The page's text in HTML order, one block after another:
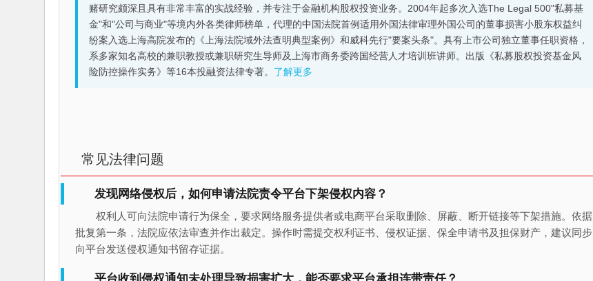
赌研究颇深且具有非常丰富的实战经验，并专注于金融机构股权投资业务。2004年起多次入选The Legal 500"私募基
金"和"公司与商业"等境内外各类律师榜单，代理的中国法院首例适用外国法律审理外国公司的董事损害小股东权益纠
纷案入选上海高院发布的《上海法院域外法查明典型案例》和威科先行"要案头条"。具有上市公司独立董事任职资格，
系多家知名高校的兼职教授或兼职研究生导师及上海市商务委跨国经营人才培训班讲师。出版《私募股权投资基金风
险防控操作实务》等16本投融资法律专著。 了解更多
常见法律问题
发现网络侵权后，如何申请法院责令平台下架侵权内容？
权利人可向法院申请行为保全，要求网络服务提供者或电商平台采取删除、屏蔽、断开链接等下架措施。依据
批复第一条，法院应依法审查并作出裁定。操作时需提交权利证书、侵权证据、保全申请书及担保财产，建议同步
向平台发送侵权通知书留存证据。
平台收到侵权通知未处理导致损害扩大，能否要求平台承担连带责任？